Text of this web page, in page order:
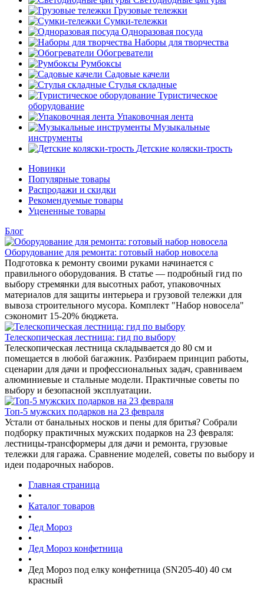
Грузовые тележки
Сумки-тележки
Одноразовая посуда
Наборы для творчества
Обогреватели
Румбоксы
Садовые качели
Стулья складные
Туристическое
оборудование
Упаковочная лента
Музыкальные
инструменты
Детские коляски-трость
Новинки
Популярные товары
Распродажи и скидки
Рекомендуемые товары
Уцененные товары
Блог
Оборудование для ремонта: готовый набор новосела
Подготовка к ремонту своими руками начинается с
правильного оборудования. В статье — подробный гид по
выбору стремянки для высотных работ, упаковочных
материалов для защиты интерьера и грузовой тележки для
вывоза строительного мусора. Комплект "Набор новосела"
сэкономит 15-20% бюджета.
Телескопическая лестница: гид по выбору
Телескопическая лестница складывается до 80 см и
помещается в любой багажник. Разбираем принцип работы,
сценарии для дачи и профессиональных задач, сравниваем
алюминиевые и стальные модели. Практичные советы по
выбору и безопасной эксплуатации.
Топ-5 мужских подарков на 23 февраля
Устали от банальных носков и пены для бритья? Собрали
подборку практичных мужских подарков на 23 февраля:
лестницы-трансформеры для дачи и ремонта, грузовые
тележки для гаража. Сравнение моделей, советы по выбору и
идеи подарочных наборов.
Главная страница
•
Каталог товаров
•
Дед Мороз
•
Дед Мороз конфетница
•
Дед Мороз под елку конфетница (SN205-40) 40 см
красный